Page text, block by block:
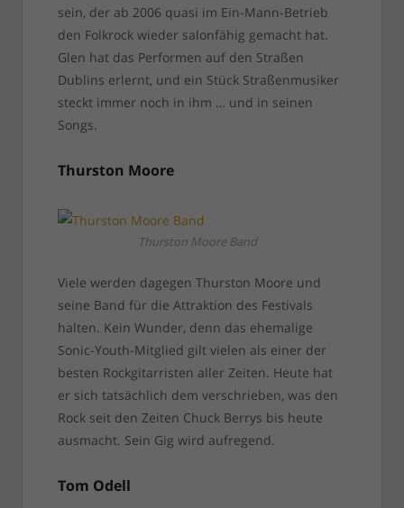
sein, der ab 2006 quasi im Ein-Mann-Betrieb
den Folkrock wieder salonfähig gemacht hat.
Glen hat das Performen auf den Straßen
Dublins erlernt, und ein Stück Straßenmusiker
steckt immer noch in ihm … und in seinen
Songs.
Thurston Moore
Thurston Moore Band
Viele werden dagegen Thurston Moore und
seine Band für die Attraktion des Festivals
halten. Kein Wunder, denn das ehemalige
Sonic-Youth-Mitglied gilt vielen als einer der
besten Rockgitarristen aller Zeiten. Heute hat
er sich tatsächlich dem verschrieben, was den
Rock seit den Zeiten Chuck Berrys bis heute
ausmacht. Sein Gig wird aufregend.
Tom Odell